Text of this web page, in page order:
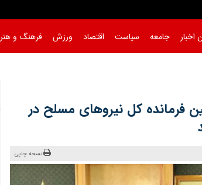
اخبار جامعه سیاست اقتصاد ورزش فرهنگ و هنر
فرمانده کل نیروهای مسلح در
نسخه چاپی